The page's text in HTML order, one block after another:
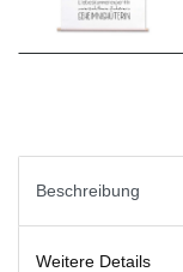
Beschreibung
Weitere Details